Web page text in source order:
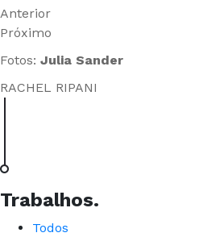
Anterior
Próximo
Fotos: Julia Sander
RACHEL RIPANI
Trabalhos.
Todos